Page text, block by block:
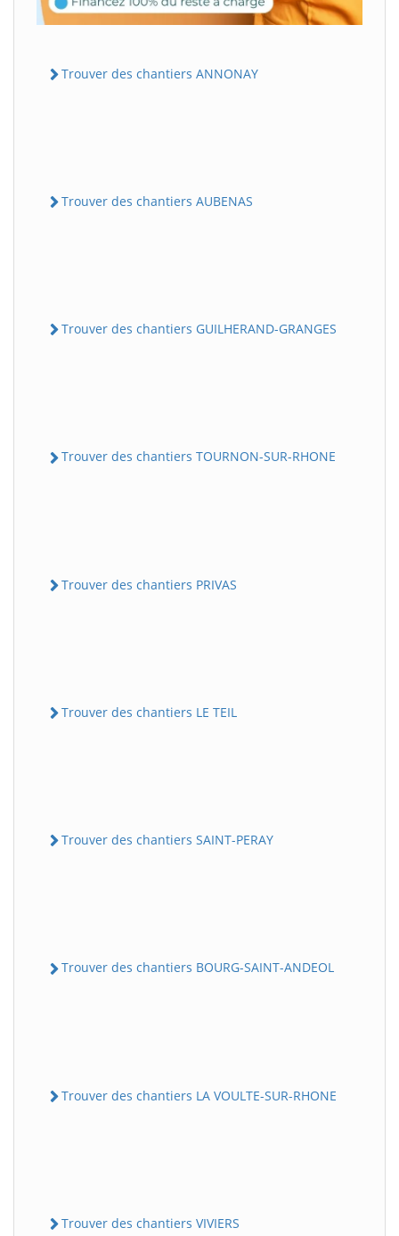
Trouver des chantiers ANNONAY
Trouver des chantiers AUBENAS
Trouver des chantiers GUILHERAND-GRANGES
Trouver des chantiers TOURNON-SUR-RHONE
Trouver des chantiers PRIVAS
Trouver des chantiers LE TEIL
Trouver des chantiers SAINT-PERAY
Trouver des chantiers BOURG-SAINT-ANDEOL
Trouver des chantiers LA VOULTE-SUR-RHONE
Trouver des chantiers VIVIERS